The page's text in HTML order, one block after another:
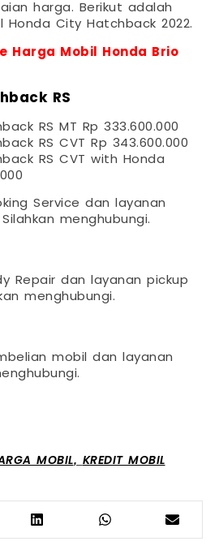
harga. Berikut adalah
City Hatchback 2022.
Harga Mobil Honda Brio
RS
RS MT Rp 333.600.000
RS CVT Rp 343.600.000
RS CVT with Honda
Service dan layanan
menghubungi.
Repair dan layanan pickup
menghubungi.
mobil dan layanan
MOBIL, KREDIT MOBIL